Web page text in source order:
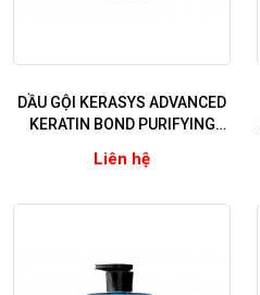
DẦU GỘI KERASYS ADVANCED
KERATIN BOND PURIFYING
sâu và detox da đầu)
Liên hệ